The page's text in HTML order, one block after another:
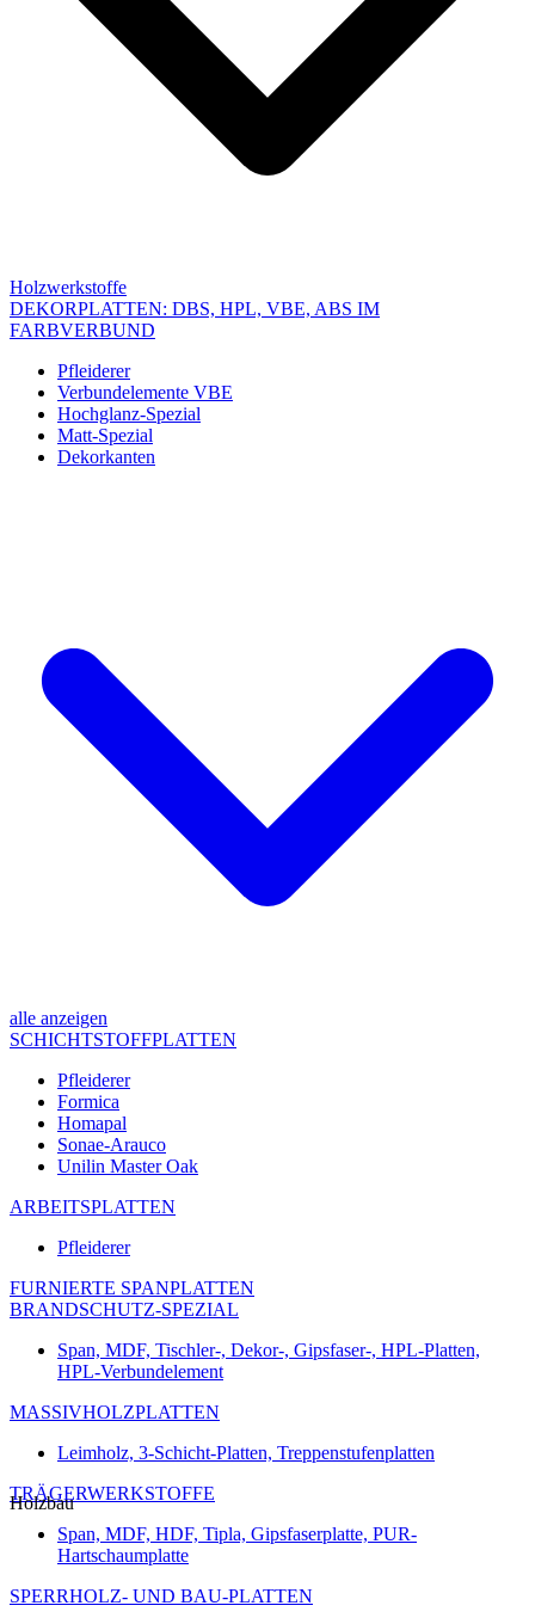
Holzwerkstoffe
DEKORPLATTEN: DBS, HPL, VBE, ABS IM
FARBVERBUND
Pfleiderer
Verbundelemente VBE
Hochglanz-Spezial
Matt-Spezial
Dekorkanten
alle anzeigen
SCHICHTSTOFFPLATTEN
Pfleiderer
Formica
Homapal
Sonae-Arauco
Unilin Master Oak
ARBEITSPLATTEN
Pfleiderer
FURNIERTE SPANPLATTEN
BRANDSCHUTZ-SPEZIAL
Span, MDF, Tischler-, Dekor-, Gipsfaser-, HPL-Platten,
HPL-Verbundelement
MASSIVHOLZPLATTEN
Leimholz, 3-Schicht-Platten, Treppenstufenplatten
TRÄGERWERKSTOFFE
Span, MDF, HDF, Tipla, Gipsfaserplatte, PUR-
Hartschaumplatte
SPERRHOLZ- UND BAU-PLATTEN
Holzbau